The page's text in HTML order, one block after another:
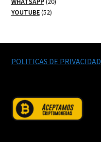
YOUTUBE 5252
POLITICAS DE PRIVACIDAD